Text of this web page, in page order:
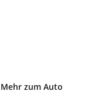
Mehr zum Auto